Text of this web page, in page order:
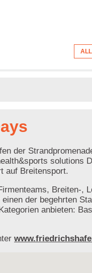
der
solutions
auf Breitensport.
Breiten-,
der begehrten
anbieten: